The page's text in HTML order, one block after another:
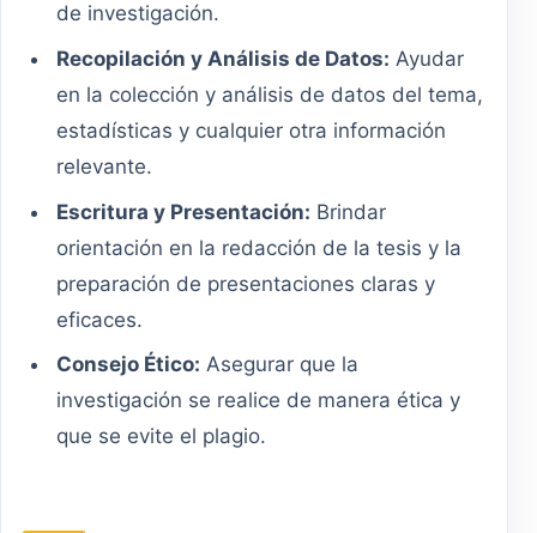
de investigación.
Recopilación y Análisis de Datos: Ayudar
en la colección y análisis de datos del tema,
estadísticas y cualquier otra información
relevante.
Escritura y Presentación: Brindar
orientación en la redacción de la tesis y la
preparación de presentaciones claras y
eficaces.
Consejo Ético: Asegurar que la
investigación se realice de manera ética y
que se evite el plagio.